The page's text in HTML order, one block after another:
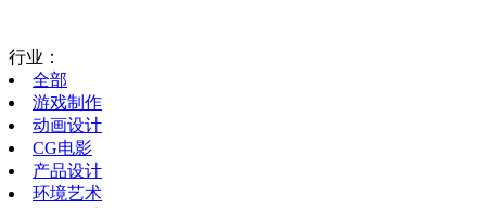
行业：
全部
游戏制作
动画设计
CG电影
产品设计
环境艺术